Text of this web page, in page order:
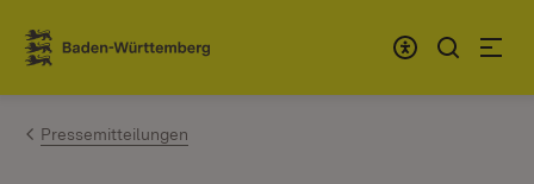
Zum Inhalt springen
Link zur Startseite
Pressemitteilungen